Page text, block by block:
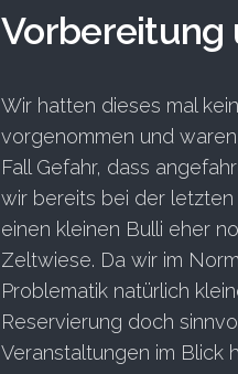
Vorbereitung
Wir hatten dieses mal
vorgenommen und
Fall Gefahr, dass
wir bereits bei der
einen kleinen Bulli eher
Zeltwiese. Da wir im
Problematik natürlich
Reservierung doch
Veranstaltungen im Blick